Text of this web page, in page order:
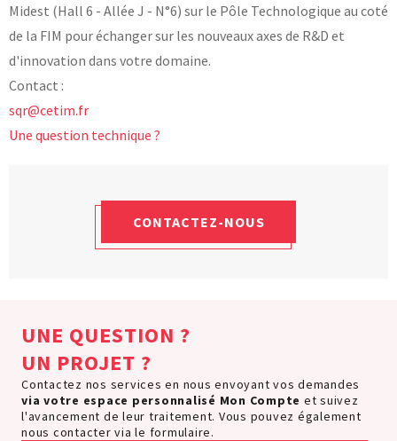
CONTACTEZ-NOUS
Midest (Hall 6 - Allée J - N°6) sur le Pôle Technologique au coté
de la FIM pour échanger sur les nouveaux axes de R&D et
d'innovation dans votre domaine.
Contact :
sqr@cetim.fr
Une question technique ?
UNE QUESTION ?
UN PROJET ?
Contactez nos services en nous envoyant vos demandes
via votre espace personnalisé Mon Compte et suivez
l'avancement de leur traitement. Vous pouvez également
nous contacter via le formulaire.